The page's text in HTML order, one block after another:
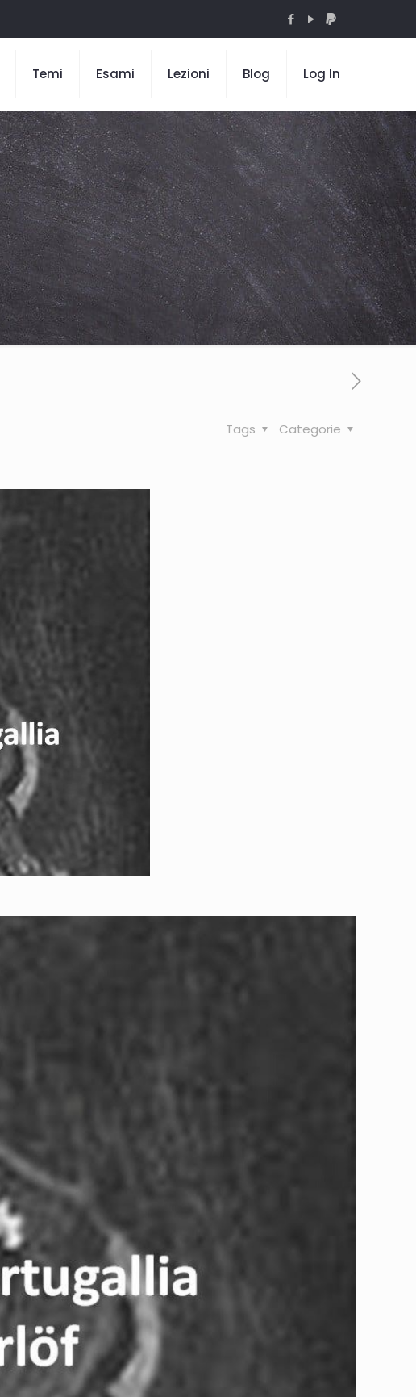
Temi Esami Lezioni Blog Log In
Categorie
Tags